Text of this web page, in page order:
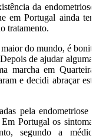
da endometriose,
em Portugal ainda tem
tratamento.
do mundo, é bonita
de ajudar algumas
marcha em Quarteira,
e decidi abraçar esta
pela endometriose a
Portugal os sintomas
segundo a médica